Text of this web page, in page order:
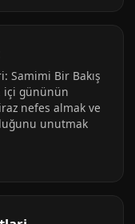
Samimi Bir Bakış
içi gününün
nefes almak ve
unutmak